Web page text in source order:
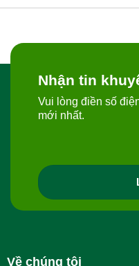
Nhận tin
Vui lòng điền số
mới nhất.
Về chúng tôi